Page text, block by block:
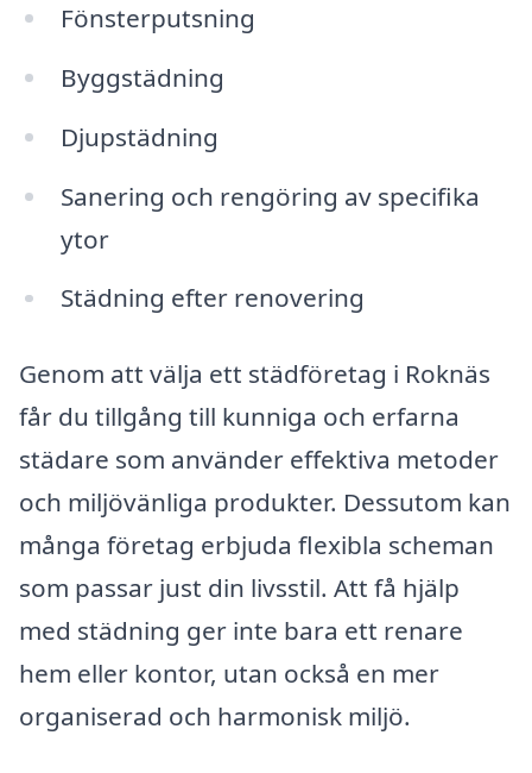
Fönsterputsning
Byggstädning
Djupstädning
Sanering och rengöring av specifika
ytor
Städning efter renovering
Genom att välja ett städföretag i Roknäs
får du tillgång till kunniga och erfarna
städare som använder effektiva metoder
och miljövänliga produkter. Dessutom kan
många företag erbjuda flexibla scheman
som passar just din livsstil. Att få hjälp
med städning ger inte bara ett renare
hem eller kontor, utan också en mer
organiserad och harmonisk miljö.